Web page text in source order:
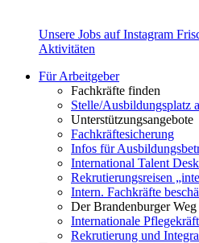
Unsere Jobs auf Instagram
Aktivitäten
Für Arbeitgeber
Fachkräfte finden
Stelle/Ausbildungsplatz
Unterstützungsangebote
Fachkräftesicherung
Infos für
International Talent Desk
Rekrutierungsreisen
Intern. Fachkräfte
Der Brandenburger Weg
Internationale
Rekrutierung und